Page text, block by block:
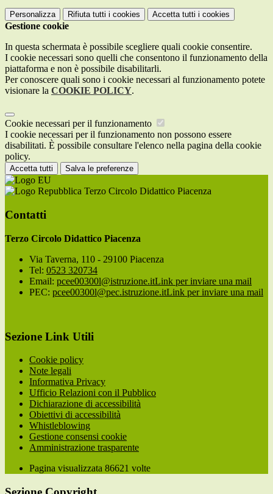
Personalizza Rifiuta tutti i cookies Accetta tutti i cookies
Gestione cookie
In questa schermata è possibile scegliere quali cookie consentire.
I cookie necessari sono quelli che consentono il funzionamento della
piattaforma e non è possibile disabilitarli.
Per conoscere quali sono i cookie necessari al funzionamento potete
visionare la COOKIE POLICY.
Cookie necessari per il funzionamento
I cookie necessari per il funzionamento non possono essere
disabilitati. È possibile consultare l'elenco nella pagina della cookie
policy.
Accetta tutti Salva le preferenze
Terzo Circolo Didattico Piacenza
Contatti
Terzo Circolo Didattico Piacenza
Via Taverna, 110 - 29100 Piacenza
Tel: 0523 320734
Email: pcee00300l@istruzione.itLink per inviare una mail
PEC: pcee00300l@pec.istruzione.itLink per inviare una mail
Sezione Link Utili
Cookie policy
Note legali
Informativa Privacy
Ufficio Relazioni con il Pubblico
Dichiarazione di accessibilità
Obiettivi di accessibilità
Whistleblowing
Gestione consensi cookie
Amministrazione trasparente
Pagina visualizzata 86621 volte